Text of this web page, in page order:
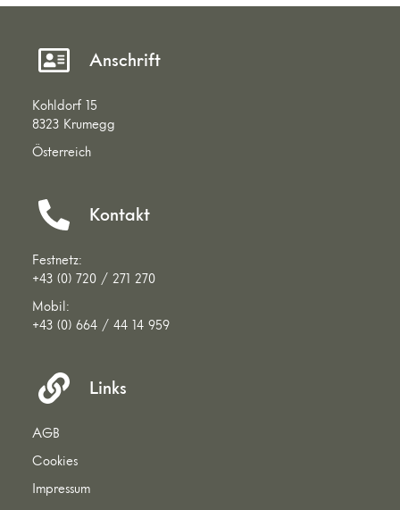
Anschrift
Kohldorf 15
8323 Krumegg
Österreich
Kontakt
Festnetz:
+43 (0) 720 / 271 270
Mobil:
+43 (0) 664 / 44 14 959
Links
AGB
Cookies
Impressum